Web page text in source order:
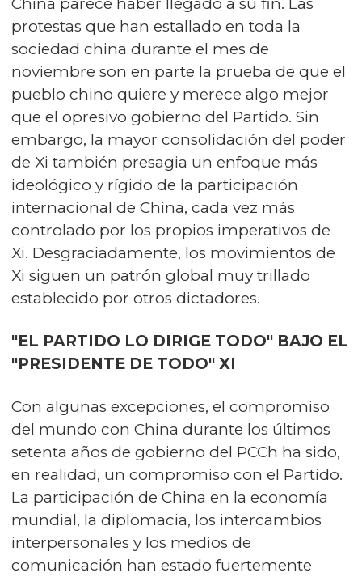
protestas que han estallado en toda la
sociedad china durante el mes de
noviembre son en parte la prueba de que el
pueblo chino quiere y merece algo mejor
que el opresivo gobierno del Partido. Sin
embargo, la mayor consolidación del poder
de Xi también presagia un enfoque más
ideológico y rígido de la participación
internacional de China, cada vez más
controlado por los propios imperativos de
Xi. Desgraciadamente, los movimientos de
Xi siguen un patrón global muy trillado
establecido por otros dictadores.
"EL PARTIDO LO DIRIGE TODO" BAJO EL
"PRESIDENTE DE TODO" XI
Con algunas excepciones, el compromiso
del mundo con China durante los últimos
setenta años de gobierno del PCCh ha sido,
en realidad, un compromiso con el Partido.
La participación de China en la economía
mundial, la diplomacia, los intercambios
interpersonales y los medios de
comunicación han estado fuertemente